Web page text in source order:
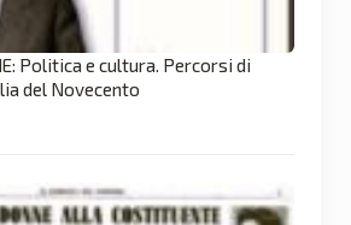
Politica e cultura. Percorsi di
del Novecento